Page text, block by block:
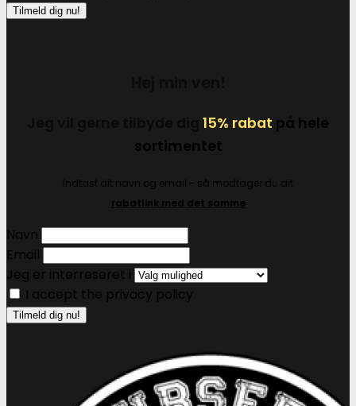
15% rabat på hele
sortimentet
Indtast dit navn og email - så modtager du dit
rabatlink med det samme
Navn
Email
Jeg er interreseret i
I accept the privacy policy